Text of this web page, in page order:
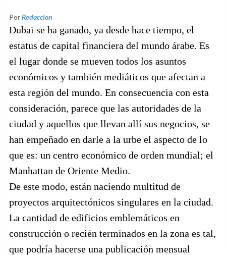
PorRedaccion
Dubai se ha ganado, ya desde hace tiempo, el
estatus de capital financiera del mundo árabe. Es
el lugar donde se mueven todos los asuntos
económicos y también mediáticos que afectan a
esta región del mundo. En consecuencia con esta
consideración, parece que las autoridades de la
ciudad y aquellos que llevan allí sus negocios, se
han empeñado en darle a la urbe el aspecto de lo
que es: un centro económico de orden mundial; el
Manhattan de Oriente Medio.
De este modo, están naciendo multitud de
proyectos arquitectónicos singulares en la ciudad.
La cantidad de edificios emblemáticos en
construcción o recién terminados en la zona es tal,
que podría hacerse una publicación mensual